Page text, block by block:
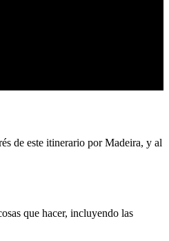
de este itinerario por Madeira, y al
que hacer, incluyendo las